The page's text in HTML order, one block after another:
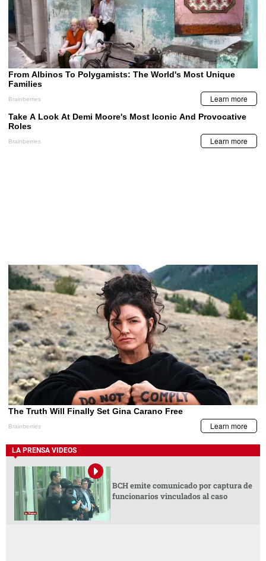
LA PRENSA VIDEOS
BCH emite comunicado por captura de
funcionarios vinculados al caso